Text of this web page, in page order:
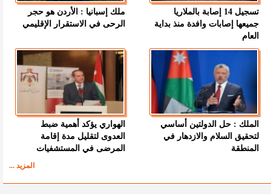
تسجيل 14 إصابة بالملاريا
جميعها إصابات وافدة منذ بداية
العام
ملك إسبانيا : الأردن هو حجر
الرحى في الاستقرار الإقليمي
الملك : حل الدولتين أساسي
لتحقيق السلام والازدهار في
المنطقة
الهواري يؤكد أهمية ضبط
العدوى لتقليل مدة إقامة
المرضى في المستشفيات
المزيد ...